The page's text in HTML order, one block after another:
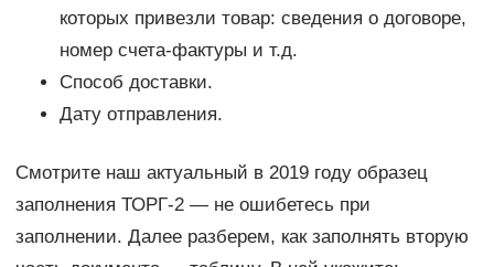
которых привезли товар: сведения о договоре,
номер счета-фактуры и т.д.
Способ доставки.
Дату отправления.
Смотрите наш актуальный в 2019 году образец
заполнения ТОРГ-2 — не ошибетесь при
заполнении. Далее разберем, как заполнять вторую